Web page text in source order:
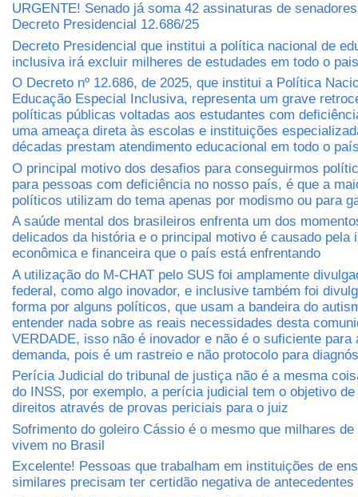
URGENTE! Senado já soma 42 assinaturas de
Decreto Presidencial 12.686/25
Decreto Presidencial que institui a política nacional de
inclusiva irá excluir milheres de estudades em todo o pais
O Decreto nº 12.686, de 2025, que institui a Política
Educação Especial Inclusiva, representa um grave
políticas públicas voltadas aos estudantes com
uma ameaça direta às escolas e instituições
décadas prestam atendimento educacional em todo o
O principal motivo dos desafios para conseguirmos
para pessoas com deficiência no nosso país, é que a
políticos utilizam do tema apenas por modismo ou para
A saúde mental dos brasileiros enfrenta um dos
delicados da história e o principal motivo é causado pela
econômica e financeira que o país está enfrentando
A utilização do M-CHAT pelo SUS foi amplamente
federal, como algo inovador, e inclusive também foi
forma por alguns políticos, que usam a bandeira do
entender nada sobre as reais necessidades desta
VERDADE, isso não é inovador e não é o suficiente para
demanda, pois é um rastreio e não protocolo para
Perícia Judicial do tribunal de justiça não é a mesma
do INSS, por exemplo, a perícia judicial tem o objetivo
direitos através de provas periciais para o juiz
Sofrimento do goleiro Cássio é o mesmo que milhares
vivem no Brasil
Excelente! Pessoas que trabalham em instituições de
similares precisam ter certidão negativa de